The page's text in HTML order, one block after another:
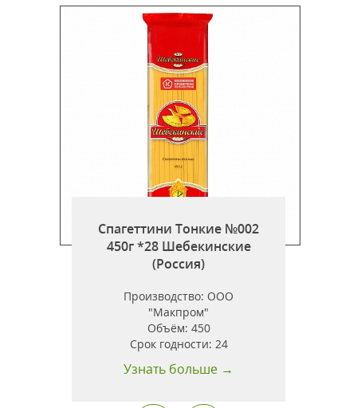
Спагеттини Тонкие №002
450г *28 Шебекинские
(Россия)
Производство: ООО
"Макпром"
Объём: 450
Срок годности: 24
Узнать больше →